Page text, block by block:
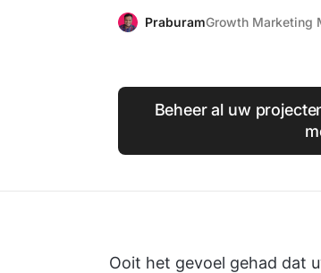
PraburamGrowth Marketing
Beheer al uw
Ooit het gevoel gehad dat